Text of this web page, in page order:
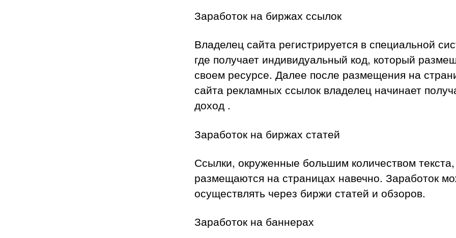
Заработок на биржах ссылок
Владелец сайта регистрируется в специальной
где получает индивидуальный код, который
своем ресурсе. Далее после размещения на
сайта рекламных ссылок владелец начинает
доход .
Заработок на биржах статей
Ссылки, окруженные большим количеством текста,
размещаются на страницах навечно. Заработок
осуществлять через биржи статей и обзоров.
Заработок на баннерах